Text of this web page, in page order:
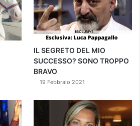
IL SEGRETO DEL MIO
SUCCESSO? SONO TROPPO
BRAVO
19 Febbraio 2021